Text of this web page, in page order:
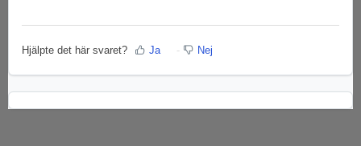
Hjälpte det här svaret? Ja Nej